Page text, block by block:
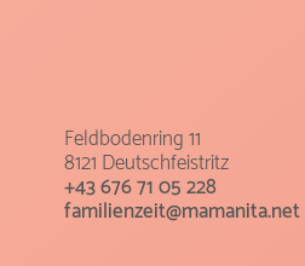
Feldbodenring 11
8121 Deutschfeistritz
+43 676 71 05 228
familienzeit@mamanita.net